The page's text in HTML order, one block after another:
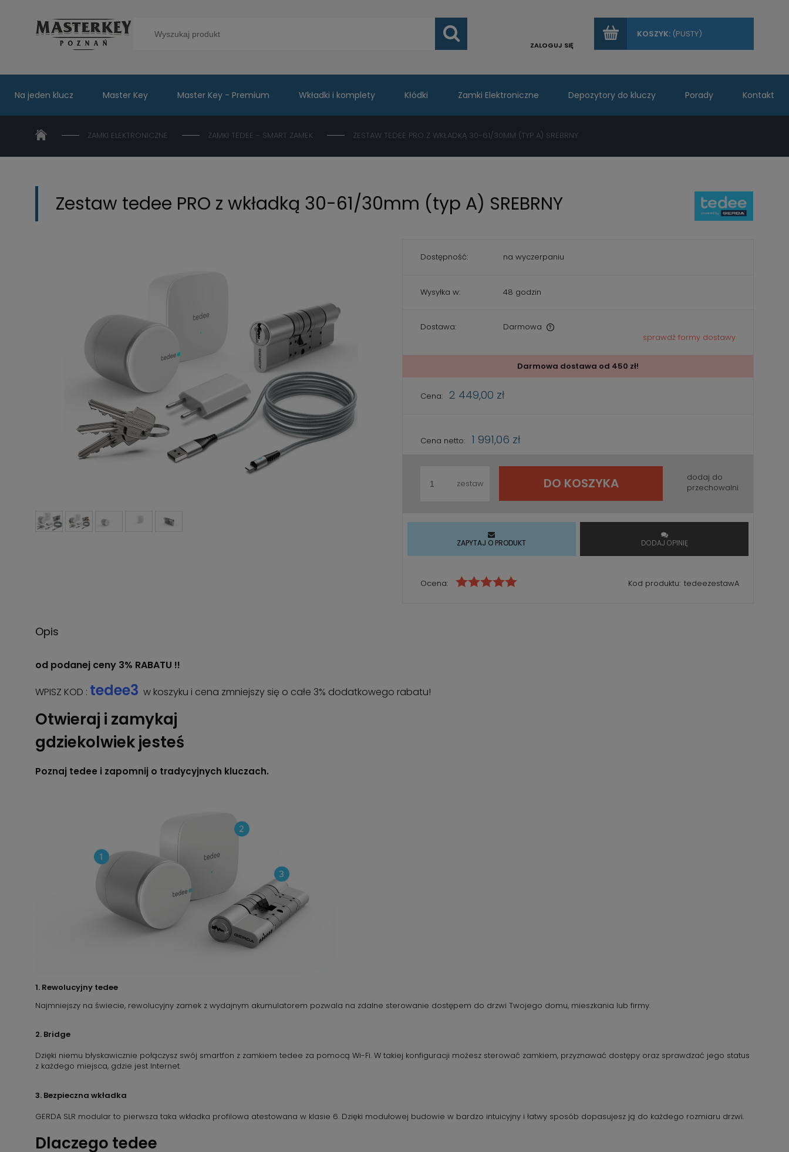
KOSZYK: (PUSTY)
ZALOGUJ SIĘ
Na jeden klucz Master Key Master Key - Premium Wkładki i komplety Kłódki Zamki Elektroniczne Depozytory do kluczy Porady Kontakt
ZAMKI ELEKTRONICZNE ZAMKI TEDEE - SMART ZAMEK ZESTAW TEDEE PRO Z WKŁADKĄ 30-61/30MM (TYP A) SREBRNY
Zestaw tedee PRO z wkładką 30-61/30mm (typ A) SREBRNY
Dostępność: na wyczerpaniu
Wysyłka w: 48 godzin
Dostawa: Darmowa
Cena nie zawiera ewentualnych
sprawdź formy dostawy
Darmowa dostawa od 450 zł!
Cena: 2 449,00 zł
Cena netto: 1 991,06 zł
zestaw DO KOSZYKA
dodaj do
przechowalni
Ocena: Kod produktu: tedeezestawA
ZAPYTAJ O PRODUKT DODAJ OPINIĘ
Opis
od podanej ceny 3% RABATU !!
WPISZ KOD : tedee3 w koszyku i cena zmniejszy się o całe 3% dodatkowego rabatu!
Otwieraj i zamykaj
gdziekolwiek jesteś
Poznaj tedee i zapomnij o tradycyjnych kluczach.
1. Rewolucyjny tedee
Najmniejszy na świecie, rewolucyjny zamek z wydajnym akumulatorem pozwala na zdalne sterowanie dostępem do drzwi Twojego domu, mieszkania lub firmy.
2. Bridge
Dzięki niemu błyskawicznie połączysz swój smartfon z zamkiem tedee za pomocą Wi-Fi. W takiej konfiguracji możesz sterować zamkiem, przyznawać dostępy oraz sprawdzać jego status
z każdego miejsca, gdzie jest Internet.
3. Bezpieczna wkładka
GERDA SLR modular to pierwsza taka wkładka profilowa atestowana w klasie 6. Dzięki modułowej budowie w bardzo intuicyjny i łatwy sposób dopasujesz ją do każdego rozmiaru drzwi.
Dlaczego tedee